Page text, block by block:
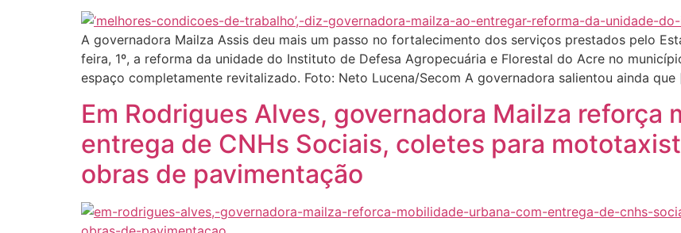
A governadora Mailza Assis deu mais um passo no fortalecimento dos serviços prestados pelo
feira, 1º, a reforma da unidade do Instituto de Defesa Agropecuária e Florestal do Acre no
espaço completamente revitalizado. Foto: Neto Lucena/Secom A governadora salientou ainda
Em Rodrigues Alves, governadora Mailza reforça
entrega de CNHs Sociais, coletes para
obras de pavimentação